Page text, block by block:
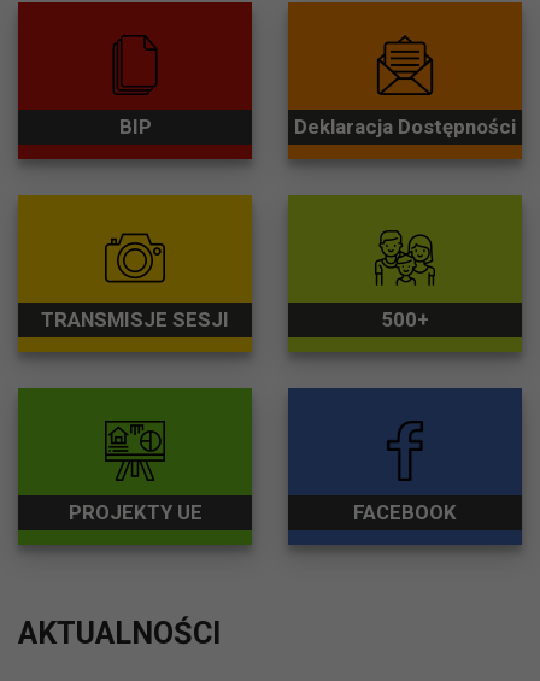
BIP Deklaracja Dostępności
TRANSMISJE SESJI 500+
PROJEKTY UE FACEBOOK
AKTUALNOŚCI